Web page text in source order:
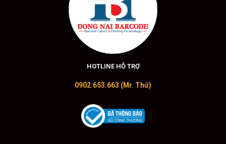
HOTLINE HỖ TRỢ
0902.653.663 (Mr. Thứ)